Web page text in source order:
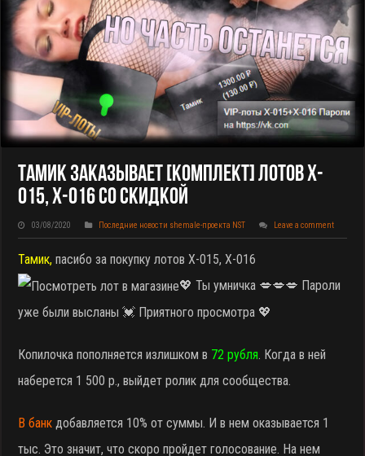
Тамик Заказывает [КОМПЛЕКТ] Лотов X-
015, X-016 Со Скидкой
03/08/2020 Последние новости shemale-проекта NST Leave a comment
Тамик,пасибо за покупку лотов X-015, X-016
💖 Ты умничка 💋💋💋 Пароли
уже были высланы 💓 Приятного просмотра 💖
Копилочка пополняется излишком в 72 рубля. Когда в ней
наберется 1 500 р., выйдет ролик для сообщества.
В банкдобавляется 10% от суммы. И в нем оказывается 1
тыс. Это значит, что скоро пройдет голосование. На нем